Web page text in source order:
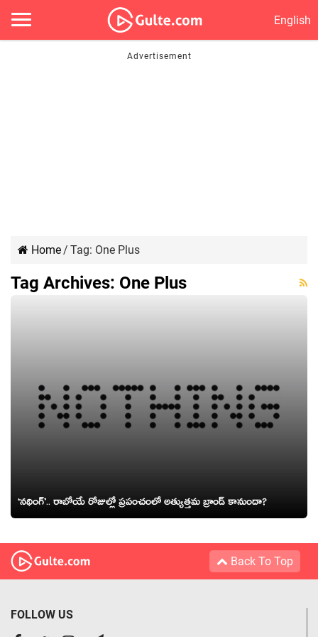
English
Home/ Tag: One Plus
Tag Archives: One Plus
‘నథింగ్’.. రాబోయే రోజుల్లో ప్రపంచంలో అత్యుత్తమ బ్రాండ్ కానుందా?
Back To Top
FOLLOW US